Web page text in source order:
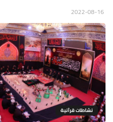
نشاطات قرآنية